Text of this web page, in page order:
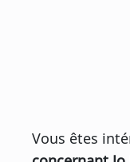
Vous êtes